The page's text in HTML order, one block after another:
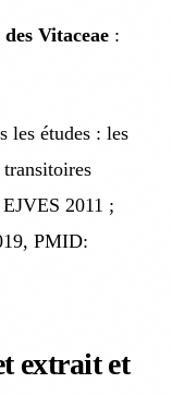
Vitaceae :
les études : les
2011 ;
PMID:
extrait et